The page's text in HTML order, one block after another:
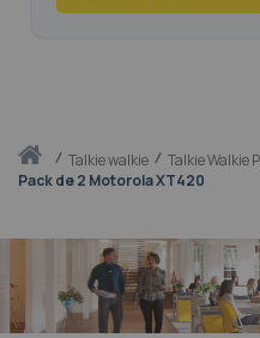
Accueiltalkie walkie
Talkie Walkie
Pack de 2 Motorola XT420